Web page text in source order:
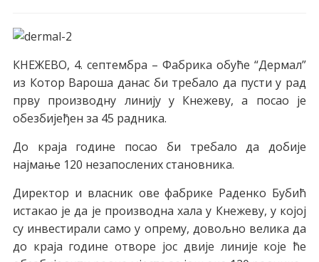
КНЕЖЕВО, 4. септембра – Фабрика обуће “Дермал”
из Котор Вароша данас би требало да пусти у рад
прву производну линију у Кнежеву, а посао је
обезбијеђен за 45 радника.
До краја године посао би требало да добије
најмање 120 незапослених становника.
Директор и власник ове фабрике Раденко Бубић
истакао је да је производна хала у Кнежеву, у којој
су инвестирали само у опрему, довољно велика да
до краја године отворе јос двије линије које ће